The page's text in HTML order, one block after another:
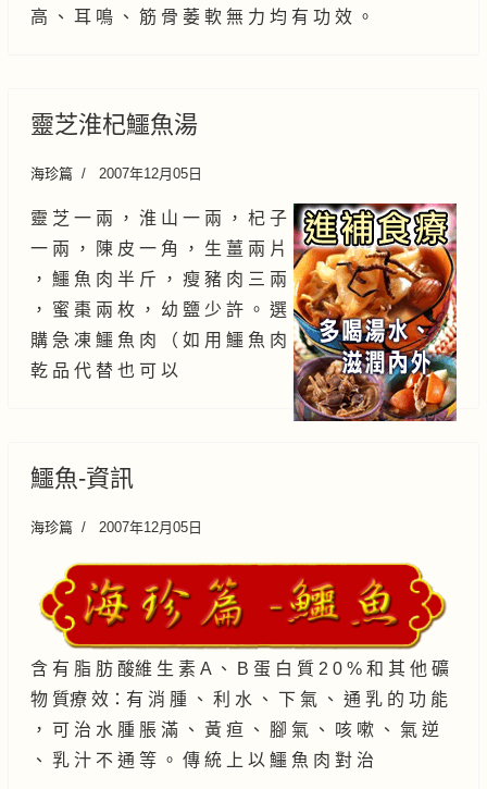
高 、 耳 鳴 、 筋 骨 萎 軟 無 力 均 有 功 效 。
靈芝淮杞鱷魚湯
海珍篇 2007年12月05日
靈 芝 一 兩 ， 淮 山 一 兩 ， 杞 子
一 兩 ， 陳 皮 一 角 ， 生 薑 兩 片
， 鱷 魚 肉 半 斤 ， 瘦 豬 肉 三 兩
， 蜜 棗 兩 枚 ， 幼 鹽 少 許 。 選
購 急 凍 鱷 魚 肉 （ 如 用 鱷 魚 肉
乾 品 代 替 也 可 以
鱷魚-資訊
海珍篇 2007年12月05日
含 有 脂 肪 酸維 生 素 A 、 B 蛋 白 質 2 0 % 和 其 他 礦
物 質療 效：有 消 腫 、 利 水 、 下 氣 、 通 乳 的 功 能
， 可 治 水 腫 脹 滿 、 黃 疸 、 腳 氣 、 咳 嗽 、 氣 逆
、 乳 汁 不 通 等 。 傳 統 上 以 鱷 魚 肉 對 治